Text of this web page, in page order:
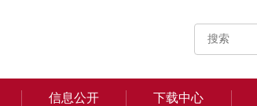
信息公开 下载中心